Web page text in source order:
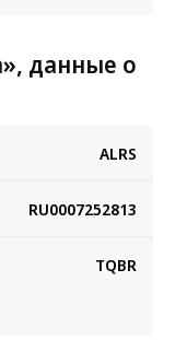
данные о
ALRS
RU0007252813
TQBR